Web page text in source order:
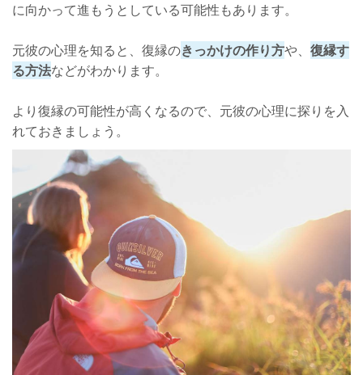
に向かって進もうとしている可能性もあります。
元彼の心理を知ると、復縁のきっかけの作り方や、 復縁す
る方法などがわかります。
より復縁の可能性が高くなるので、元彼の心理に探りを入
れておきましょう。